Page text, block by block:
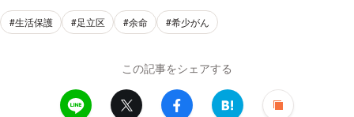
#生活保護 #足立区 #余命 #希少がん
この記事をシェアする